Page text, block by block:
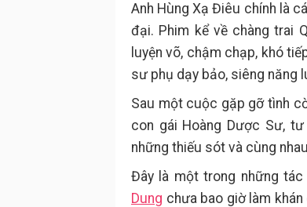
Anh Hùng Xạ Điêu chính là
đại. Phim kể về chàng trai
luyện võ, chậm chạp, khó
sư phụ dạy bảo, siêng năng
Sau một cuộc gặp gỡ tình
con gái Hoàng Dược Sư,
những thiếu sót và cùng
Đây là một trong những
Dung chưa bao giờ làm